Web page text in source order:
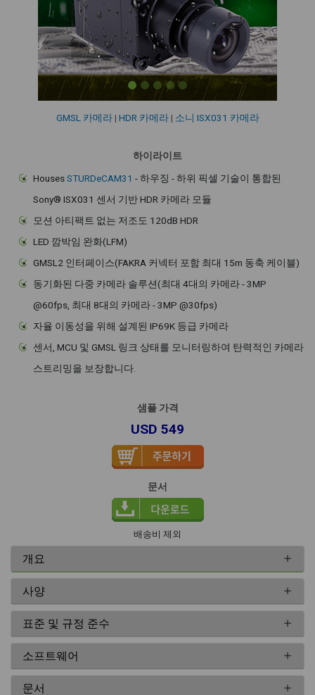
GMSL 카메라 | HDR 카메라| 소니 ISX031 카메라
하이라이트
HousesSTURDeCAM31 - 하우징 - 하위 픽셀 기술이 통합된
Sony® ISX031 센서 기반 HDR 카메라 모듈
모션 아티팩트 없는 저조도 120dB HDR
LED 깜박임 완화(LFM)
GMSL2 인터페이스(FAKRA 커넥터 포함 최대 15m 동축 케이블)
동기화된 다중 카메라 솔루션(최대 4대의 카메라 - 3MP
@60fps, 최대 8대의 카메라 - 3MP @30fps)
자율 이동성을 위해 설계된 IP69K 등급 카메라
센서, MCU 및 GMSL 링크 상태를 모니터링하여 탄력적인 카메라
스트리밍을 보장합니다.
샘플 가격
USD 549
문서
배송비 제외
개요
사양
표준 및 규정 준수
소프트웨어
문서